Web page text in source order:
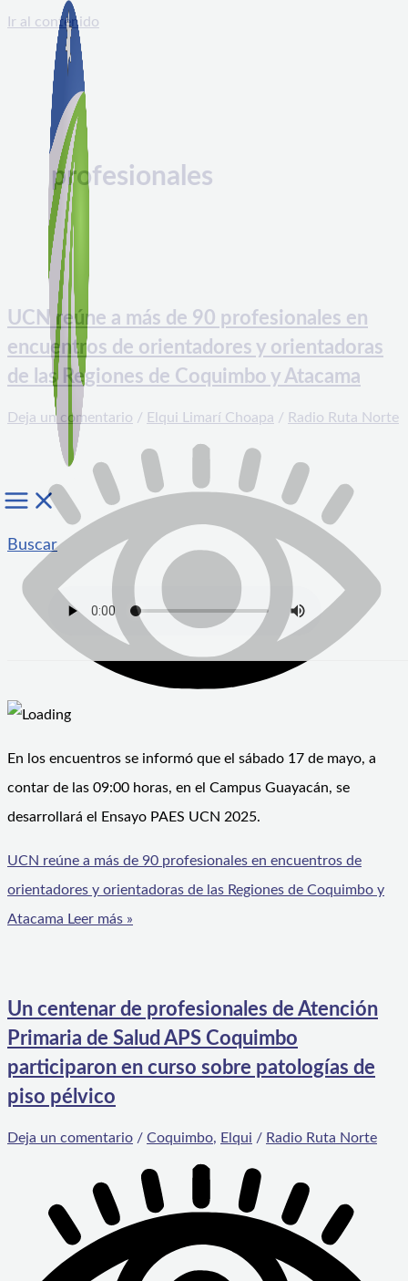
Ir al contenido
Buscar
profesionales
UCN reúne a más de 90 profesionales en
encuentros de orientadores y orientadoras
de las Regiones de Coquimbo y Atacama
Deja un comentario / Elqui Limarí Choapa / Radio Ruta Norte
En los encuentros se informó que el sábado 17 de mayo, a
contar de las 09:00 horas, en el Campus Guayacán, se
desarrollará el Ensayo PAES UCN 2025.
UCN reúne a más de 90 profesionales en encuentros de
orientadores y orientadoras de las Regiones de Coquimbo y
Atacama Leer más »
Un centenar de profesionales de Atención
Primaria de Salud APS Coquimbo
participaron en curso sobre patologías de
piso pélvico
Deja un comentario / Coquimbo, Elqui / Radio Ruta Norte